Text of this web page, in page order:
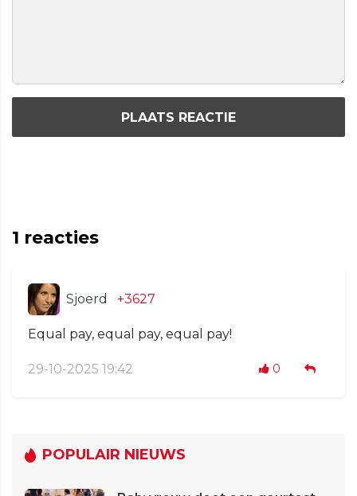
PLAATS REACTIE
1 reacties
Sjoerd +3627
Equal pay, equal pay, equal pay!
29-10-2025 19:42 0
POPULAIR NIEUWS